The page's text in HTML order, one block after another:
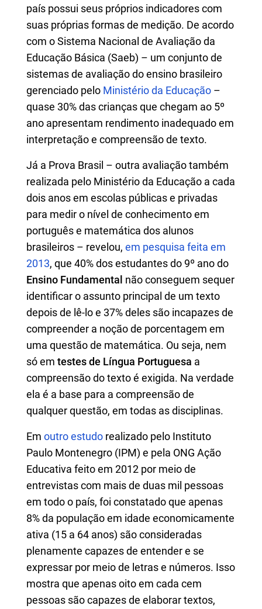
país possui seus próprios indicadores com
suas próprias formas de medição. De acordo
com o Sistema Nacional de Avaliação da
Educação Básica (Saeb) – um conjunto de
sistemas de avaliação do ensino brasileiro
gerenciado pelo Ministério da Educação –
quase 30% das crianças que chegam ao 5º
ano apresentam rendimento inadequado em
interpretação e compreensão de texto.
Já a Prova Brasil – outra avaliação também
realizada pelo Ministério da Educação a cada
dois anos em escolas públicas e privadas
para medir o nível de conhecimento em
português e matemática dos alunos
brasileiros – revelou, em pesquisa feita em
2013, que 40% dos estudantes do 9º ano do
Ensino Fundamental não conseguem sequer
identificar o assunto principal de um texto
depois de lê-lo e 37% deles são incapazes de
compreender a noção de porcentagem em
uma questão de matemática. Ou seja, nem
só em testes de Língua Portuguesa a
compreensão do texto é exigida. Na verdade
ela é a base para a compreensão de
qualquer questão, em todas as disciplinas.
Em outro estudo realizado pelo Instituto
Paulo Montenegro (IPM) e pela ONG Ação
Educativa feito em 2012 por meio de
entrevistas com mais de duas mil pessoas
em todo o país, foi constatado que apenas
8% da população em idade economicamente
ativa (15 a 64 anos) são consideradas
plenamente capazes de entender e se
expressar por meio de letras e números. Isso
mostra que apenas oito em cada cem
pessoas são capazes de elaborar textos,